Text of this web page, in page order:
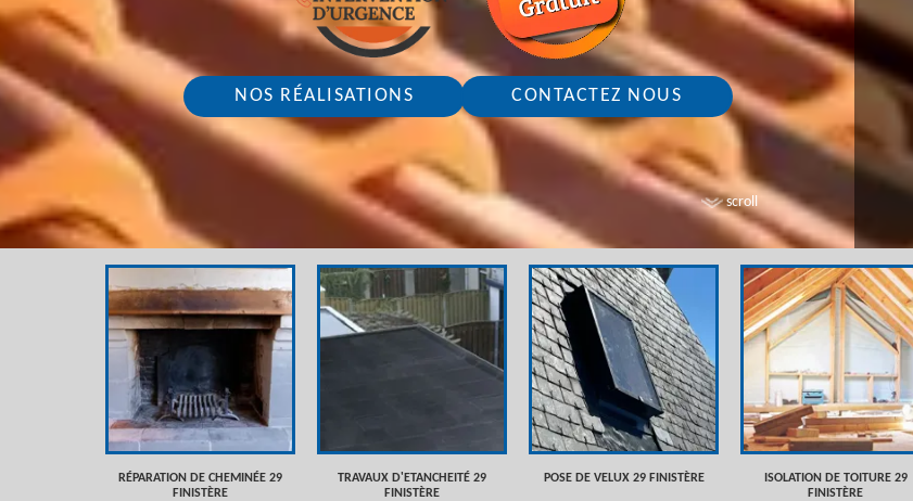
scroll
NOS RÉALISATIONS CONTACTEZ NOUS
RÉPARATION DE CHEMINÉE 29
FINISTÈRE
TRAVAUX D'ETANCHEITÉ 29
FINISTÈRE
POSE DE VELUX 29 FINISTÈRE
ISOLATION DE TOITURE 29
FINISTÈRE